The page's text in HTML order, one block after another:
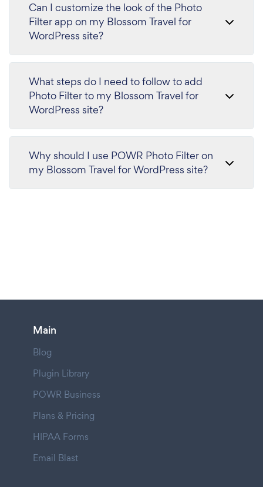
Can I customize the look of the Photo
Filter app on my Blossom Travel for
WordPress site?
What steps do I need to follow to add
Photo Filter to my Blossom Travel for
WordPress site?
Why should I use POWR Photo Filter on
my Blossom Travel for WordPress site?
Main
Blog
Plugin Library
POWR Business
Plans & Pricing
HIPAA Forms
Email Blast